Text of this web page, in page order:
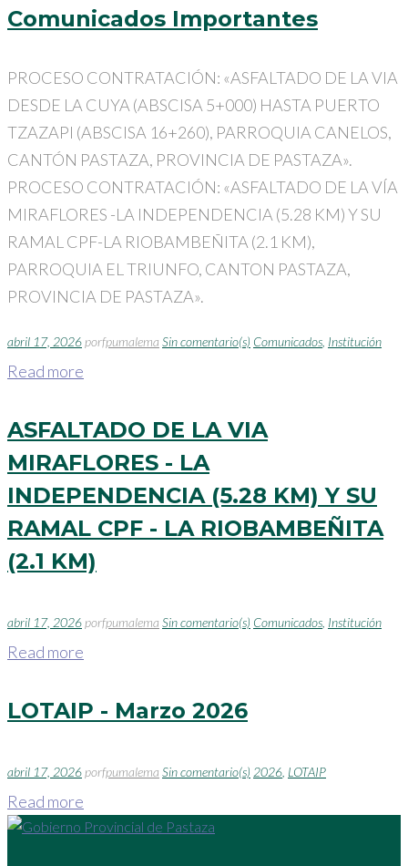
Comunicados Importantes
PROCESO CONTRATACIÓN: «ASFALTADO DE LA VIA
DESDE LA CUYA (ABSCISA 5+000) HASTA PUERTO
TZAZAPI (ABSCISA 16+260), PARROQUIA CANELOS,
CANTÓN PASTAZA, PROVINCIA DE PASTAZA».
PROCESO CONTRATACIÓN: «ASFALTADO DE LA VÍA
MIRAFLORES -LA INDEPENDENCIA (5.28 KM) Y SU
RAMAL CPF-LA RIOBAMBEÑITA (2.1 KM),
PARROQUIA EL TRIUNFO, CANTON PASTAZA,
PROVINCIA DE PASTAZA».
abril 17, 2026porfpumalema Sin comentario(s) Comunicados, Institución
Read more
ASFALTADO DE LA VIA
MIRAFLORES - LA
INDEPENDENCIA (5.28 KM) Y SU
RAMAL CPF - LA RIOBAMBEÑITA
(2.1 KM)
abril 17, 2026porfpumalema Sin comentario(s) Comunicados Institución
Read more
LOTAIP - Marzo 2026
abril 17, 2026porfpumalema Sin comentario(s) 2026 LOTAIP
Read more